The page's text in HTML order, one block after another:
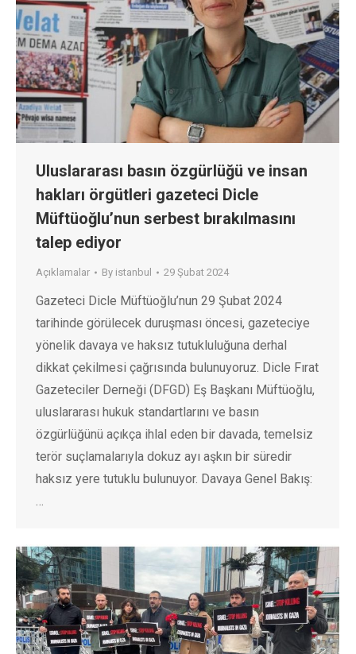
Uluslararası basın özgürlüğü ve insan
hakları örgütleri gazeteci Dicle
Müftüoğlu’nun serbest bırakılmasını
talep ediyor
Açıklamalar By istanbul 29 Şubat 2024
Gazeteci Dicle Müftüoğlu’nun 29 Şubat 2024
tarihinde görülecek duruşması öncesi, gazeteciye
yönelik davaya ve haksız tutukluluğuna derhal
dikkat çekilmesi çağrısında bulunuyoruz. Dicle Fırat
Gazeteciler Derneği (DFGD) Eş Başkanı Müftüoğlu,
uluslararası hukuk standartlarını ve basın
özgürlüğünü açıkça ihlal eden bir davada, temelsiz
terör suçlamalarıyla dokuz ayı aşkın bir süredir
haksız yere tutuklu bulunuyor. Davaya Genel Bakış:
…